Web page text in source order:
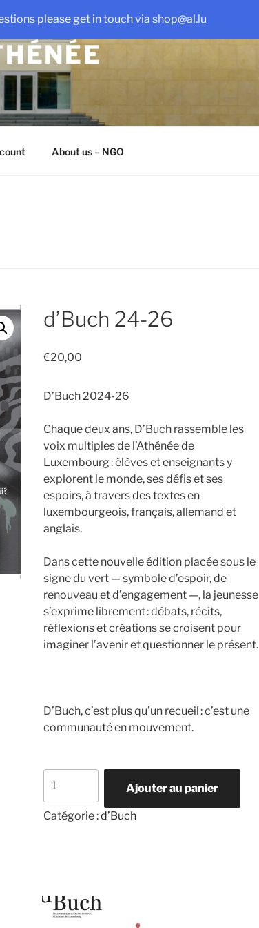
please get in touch via shop@al.lu
About us – NGO
d’Buch 24-26
€20,00
D’Buch 2024-26
Chaque deux ans, D’Buch rassemble les
voix multiples de l’Athénée de
Luxembourg : élèves et enseignants y
explorent le monde, ses défis et ses
espoirs, à travers des textes en
luxembourgeois, français, allemand et
anglais.
Dans cette nouvelle édition placée sous le
signe du vert — symbole d’espoir, de
renouveau et d’engagement —, la jeunesse
s’exprime librement : débats, récits,
réflexions et créations se croisent pour
imaginer l’avenir et questionner le présent.
D’Buch, c’est plus qu’un recueil : c’est une
communauté en mouvement.
de
d’Buch
Ajouter au panier
Catégorie :d’Buch